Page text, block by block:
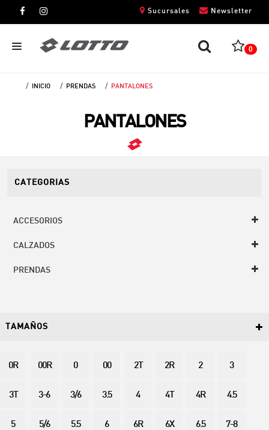
Newsletter
Sucursales
0
INICIO PRENDAS PANTALONES
PANTALONES
CATEGORIAS
ACCESORIOS
CALZADOS
PRENDAS
TAMAÑOS
0R 00R 0 00 2T 2R 2 3
3T 3-6 3/6 3.5 4 4T 4R 4.5
5 5/6 5.5 6 6R 6X 6.5 7-8